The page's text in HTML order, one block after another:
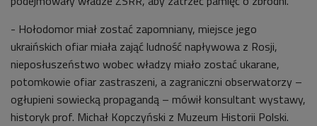
- Hołodomor miał zostać zapomniany, miejsce jego
ukraińskich ofiar miała zająć ludność napływowa z Rosji,
nieposłuszeństwo wobec władzy miało zostać ukarane,
potomkowie ofiar zastraszeni, a zagraniczni obserwatorzy –
ogłupieni sowiecką propagandą – mówił konsultant wystawy,
historyk prof. Michał Kopczyński z Muzeum Historii Polski.